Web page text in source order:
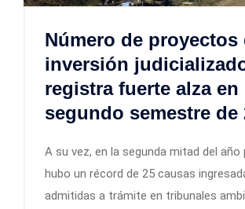
Número de proyectos
inversión
registra fuerte alza en
segundo semestre de
A su vez, en la segunda mitad del año
hubo un récord de 25 causas
admitidas a trámite en tribunales